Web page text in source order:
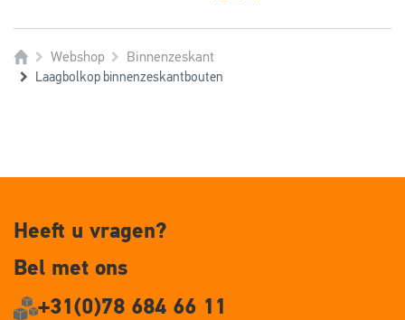
Webshop Binnenzeskant
Laagbolkop binnenzeskantbouten
Heeft u vragen?
Bel met ons
+31(0)78 684 66 11